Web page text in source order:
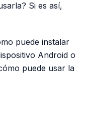
Si es así,
puede instalar
Android o
puede usar la